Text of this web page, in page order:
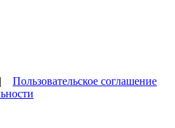
Пользовательское соглашение